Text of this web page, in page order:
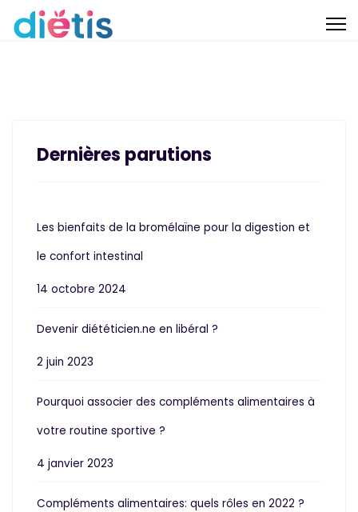
Dernières parutions
Les bienfaits de la bromélaïne pour la digestion et
le confort intestinal
14 octobre 2024
Devenir diététicien.ne en libéral ?
2 juin 2023
Pourquoi associer des compléments alimentaires à
votre routine sportive ?
4 janvier 2023
Compléments alimentaires: quels rôles en 2022 ?